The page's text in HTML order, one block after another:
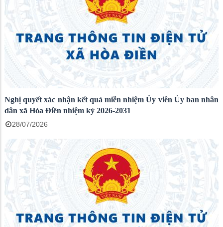
Nghị quyết xác nhận kết quả miễn nhiệm Ủy viên Ủy ban nhân
dân xã Hòa Điền nhiệm kỳ 2026-2031
28/07/2026